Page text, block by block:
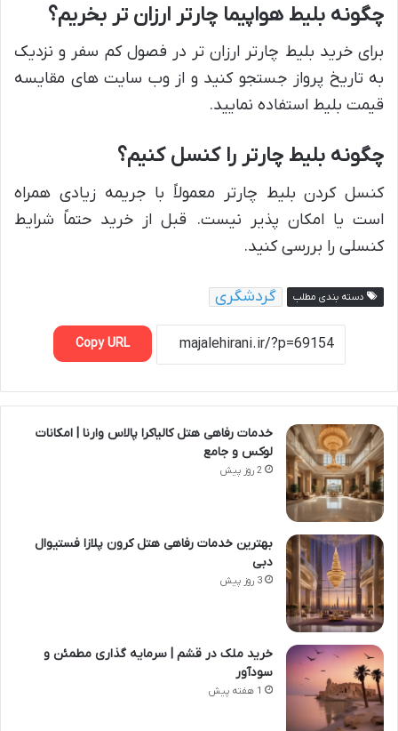
چگونه بلیط هواپیما چارتر ارزان تر بخریم؟
برای خرید بلیط چارتر ارزان تر در فصول کم سفر و نزدیک
به تاریخ پرواز جستجو کنید و از وب سایت های مقایسه
قیمت بلیط استفاده نمایید.
چگونه بلیط چارتر را کنسل کنیم؟
کنسل کردن بلیط چارتر معمولاً با جریمه زیادی همراه
است یا امکان پذیر نیست. قبل از خرید حتماً شرایط
کنسلی را بررسی کنید.
دسته بندی مطلب گردشگری
Copy URL
خدمات رفاهی هتل کالیاکرا پالاس وارنا | امکانات
لوکس و جامع
2 روز پیش
بهترین خدمات رفاهی هتل کرون پلازا فستیوال
دبی
3 روز پیش
خرید ملک در قشم | سرمایه گذاری مطمئن و
سودآور
1 هفته پیش